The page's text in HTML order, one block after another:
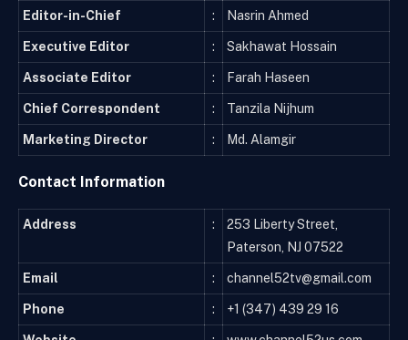
Editor-in-Chief : Nasrin Ahmed
Executive Editor : Sakhawat Hossain
Associate Editor : Farah Haseen
Chief Correspondent : Tanzila Nijhum
Marketing Director : Md. Alamgir
Contact Information
Address :
253 Liberty Street,
Paterson, NJ 07522
Email : channel52tv@gmail.com
Phone : +1 (347) 439 29 16